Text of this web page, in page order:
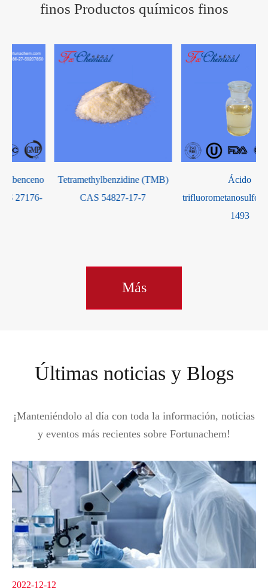
finos Productos químicos finos
Tetramethylbenzidine (TMB)
CAS 54827-17-7
trifluorometanosulfónico CAS
Más
Últimas noticias y Blogs
¡Manteniéndolo al día con toda la información, noticias
y eventos más recientes sobre Fortunachem!
2022-12-12